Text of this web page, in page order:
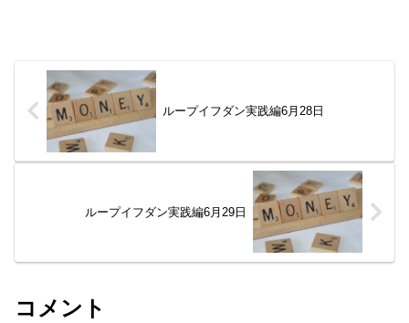
ループイフダン実践編6月28日
ループイフダン実践編6月29日
コメント